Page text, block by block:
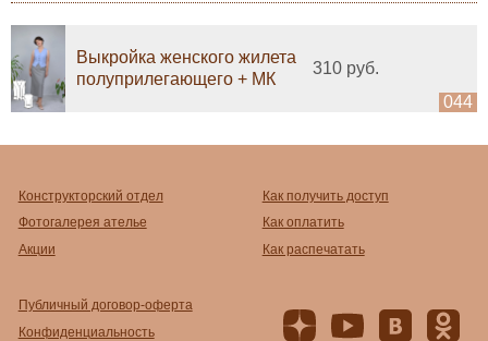
044
Выкройка женского жилета
полуприлегающего + МК
310 руб.
Конструкторский отдел
Фотогалерея ателье
Акции
Как получить доступ
Как оплатить
Как распечатать
Публичный договор-оферта
Конфиденциальность